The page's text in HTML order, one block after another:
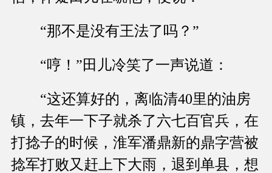
“那不是没有王法了吗？”
“哼！”田儿冷笑了一声说道：
“这还算好的，离临清40里的油房
镇，去年一下子就杀了六七百官兵，在
打捻子的时候，淮军潘鼎新的鼎字营被
捻军打败又赶上下大雨，退到单县，想